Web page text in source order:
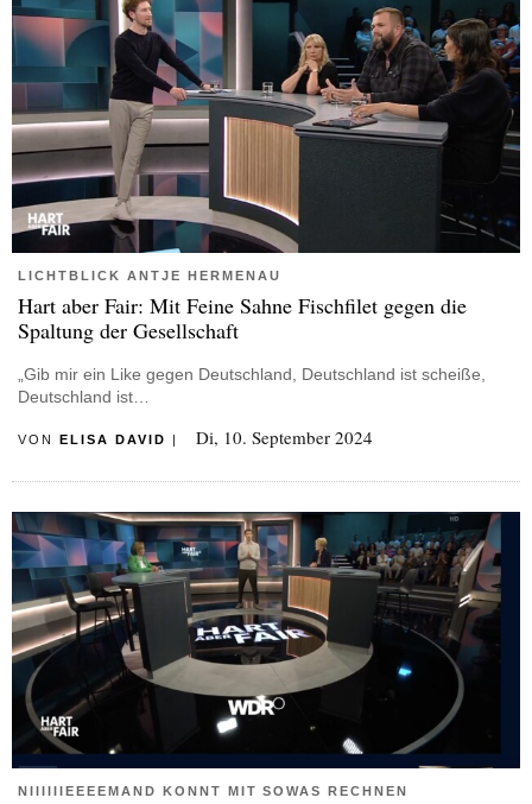
LICHTBLICK ANTJE HERMENAU
Hart aber Fair: Mit Feine Sahne Fischfilet gegen die
Spaltung der Gesellschaft
„Gib mir ein Like gegen Deutschland, Deutschland ist scheiße,
Deutschland ist…
VON ELISA DAVID Di, 10. September 2024
NIIIIIIEEEEMAND KONNT MIT SOWAS RECHNEN